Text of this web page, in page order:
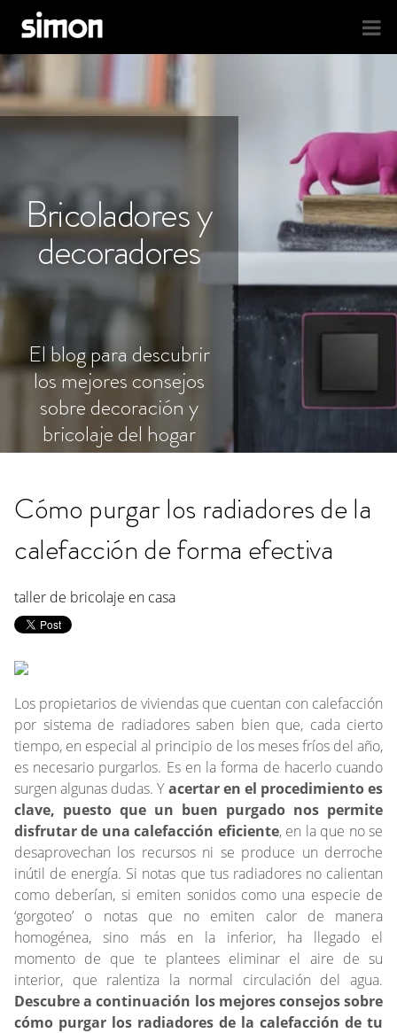
Bricoladores y
decoradores
El blog para descubrir
los mejores consejos
sobre decoración y
bricolaje del hogar
Cómo purgar los radiadores de la
calefacción de forma efectiva
taller de bricolaje en casa
Los propietarios de viviendas que cuentan con calefacción
por sistema de radiadores saben bien que, cada cierto
tiempo, en especial al principio de los meses fríos del año,
es necesario purgarlos. Es en la forma de hacerlo cuando
surgen algunas dudas. Yacertar en el procedimiento es
clave, puesto que un buen purgado nos permite
disfrutar de una calefacción eficiente, en la que no se
desaprovechan los recursos ni se produce un derroche
inútil de energía. Si notas que tus radiadores no calientan
como deberían, si emiten sonidos como una especie de
‘gorgoteo’ o notas que no emiten calor de manera
homogénea, sino más en la inferior, ha llegado el
momento de que te plantees eliminar el aire de su
interior, que ralentiza la normal circulación del agua.
Descubre a continuación los mejores consejos sobre
cómo purgar los radiadores de la calefacción de tu